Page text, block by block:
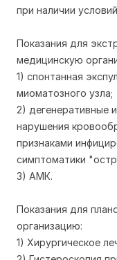
при наличии
Показания для
медицинскую
1) спонтанная
миоматозного узла;
2) дегенеративные
нарушения
признаками
симптоматики
3) АМК.
Показания для
организацию:
1) Хирургическое